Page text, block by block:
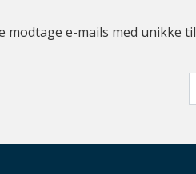
modtage e-mails med